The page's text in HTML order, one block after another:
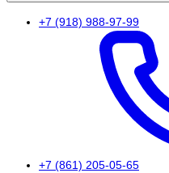
+7 (918) 988-97-99
+7 (861) 205-05-65